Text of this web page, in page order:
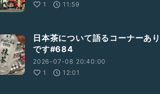
1
11:59
日本茶について語るコーナーあ
です#684
2026-07-08 20:40:00
1
12:01